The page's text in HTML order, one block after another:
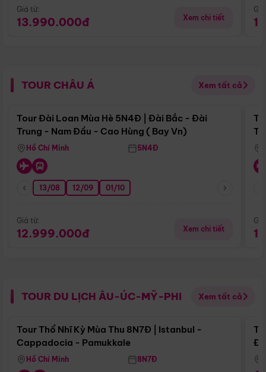
Giá từ:
13.990.000đ Xem chi tiết
TOUR CHÂU Á Xem tất cả
Điểm nổi bật
Tour Đài Loan Mùa Hè 5N4Đ | Đài Bắc - Đài
Trung - Nam Đầu - Cao Hùng ( Bay Vn)
Hồ Chí Minh 5N4Đ
13/08 12/09 01/10
Giá từ:
12.999.000đ Xem chi tiết
TOUR DU LỊCH ÂU-ÚC-MỸ-PHI Xem tất cả
Điểm nổi bật
Tour Thổ Nhĩ Kỳ Mùa Thu 8N7Đ | Istanbul -
Cappadocia - Pamukkale
Hồ Chí Minh 8N7Đ